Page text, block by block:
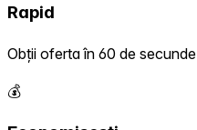
Rapid
Obții oferta în 60 de secunde
💰